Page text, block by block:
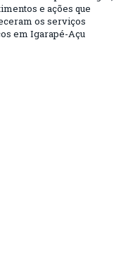
e ações que
os serviços
em Igarapé-Açu